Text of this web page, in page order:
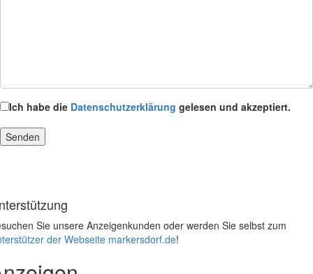
Ich habe die Datenschutzerklärung gelesen und akzeptiert.
Sie unsere Anzeigenkunden oder werden Sie selbst zum
der Webseite markersdorf.de!